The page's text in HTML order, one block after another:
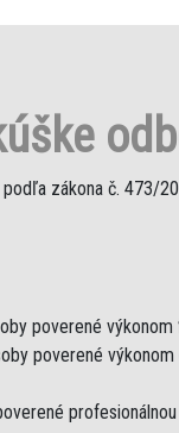
zákona č. 473/
poverené výkonom
poverené výkonom
profesionálnou